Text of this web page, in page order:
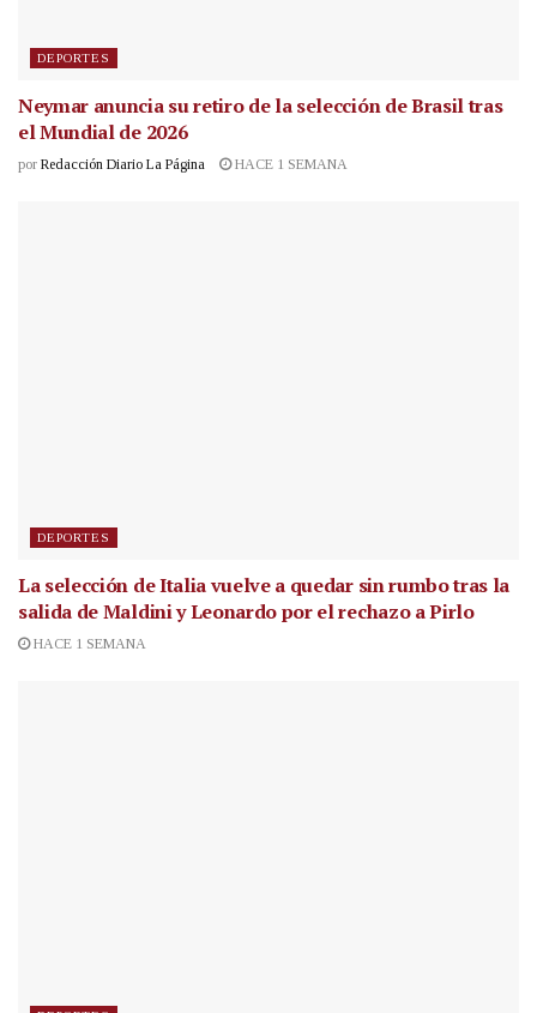
DEPORTES
Neymar anuncia su retiro de la selección de Brasil tras
el Mundial de 2026
por Redacción Diario La Página HACE 1 SEMANA
DEPORTES
La selección de Italia vuelve a quedar sin rumbo tras la
salida de Maldini y Leonardo por el rechazo a Pirlo
HACE 1 SEMANA